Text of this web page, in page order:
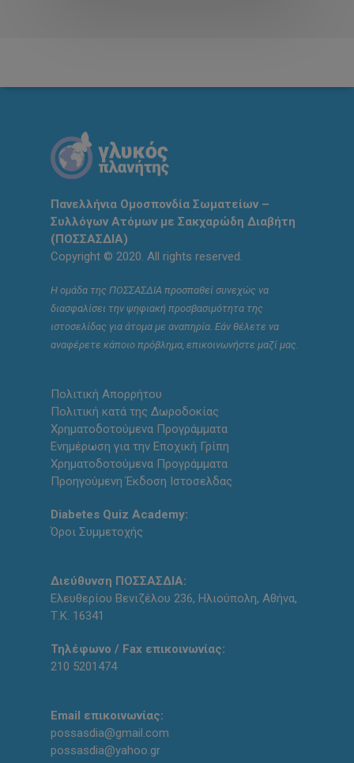
Πανελλήνια Ομοσπονδία Σωματείων –
Συλλόγων Ατόμων με Σακχαρώδη Διαβήτη
(ΠΟΣΣΑΣΔΙΑ)
Copyright © 2020. All rights reserved.
Η ομάδα της ΠΟΣΣΑΣΔΙΑ προσπαθεί συνεχώς να
διασφαλίσει την ψηφιακή προσβασιμότητα της
ιστοσελίδας για άτομα με αναπηρία. Εάν θέλετε να
αναφέρετε κάποιο πρόβλημα, επικοινωνήστε μαζί μας.
Πολιτική Απορρήτου
Πολιτική κατά της Δωροδοκίας
Χρηματοδοτούμενα Προγράμματα
Ενημέρωση για την Εποχική Γρίπη
Χρηματοδοτούμενα Προγράμματα
Προηγούμενη Έκδοση Ιστοσελδας
Diabetes Quiz Academy:
Όροι Συμμετοχής
Διεύθυνση ΠΟΣΣΑΣΔΙΑ:
Ελευθερίου Βενιζέλου 236, Ηλιούπολη, Αθήνα,
Τ.Κ. 16341
Τηλέφωνο / Fax επικοινωνίας:
210 5201474
Email επικοινωνίας:
possasdia@gmail.com
possasdia@yahoo.gr